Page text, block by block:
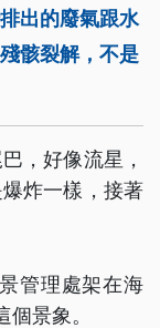
出的廢氣跟水
骸裂解，不是
，好像流星，
炸一樣，接著
管理處架在海
景象。